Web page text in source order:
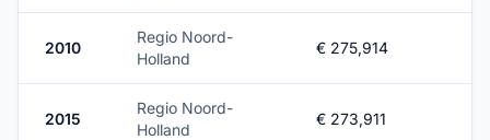
2010
Regio Noord-
Holland
€ 275,914
2015
Regio Noord-
Holland
€ 273,911